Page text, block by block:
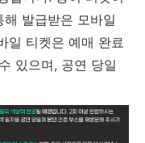
발급받은 모바일
일 티켓은 예매 완료
있으며, 공연 당일